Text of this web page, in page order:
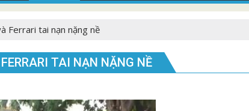
Ferrari tai nạn nặng nề
TAI NẠN NẶNG NỀ